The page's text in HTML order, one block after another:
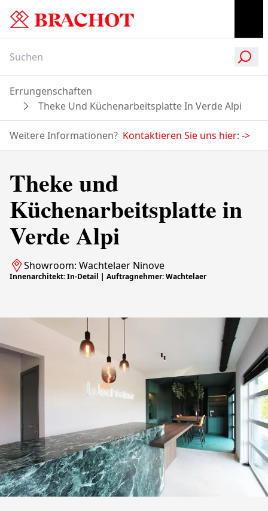
Errungenschaften
Theke Und Küchenarbeitsplatte In Verde Alpi
Weitere Informationen? Kontaktieren Sie uns hier: ->
Theke und
Küchenarbeitsplatte in
Verde Alpi
Showroom: Wachtelaer Ninove
Innenarchitekt: In-Detail | Auftragnehmer: Wachtelaer